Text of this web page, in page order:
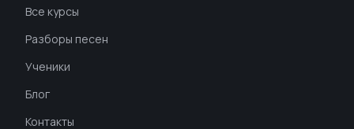
Все курсы
Разборы песен
Ученики
Блог
Контакты